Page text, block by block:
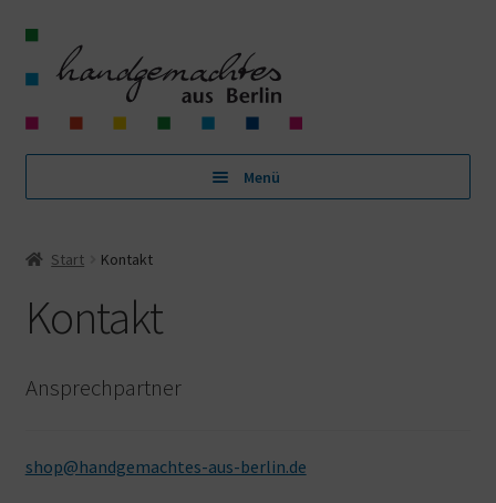
Zur
Navigation
Zum
Inhalt
Menü
Warenkorb
Kasse
Start Kontakt
Kontakt
Ansprechpartner
shop@handgemachtes-aus-berlin.de